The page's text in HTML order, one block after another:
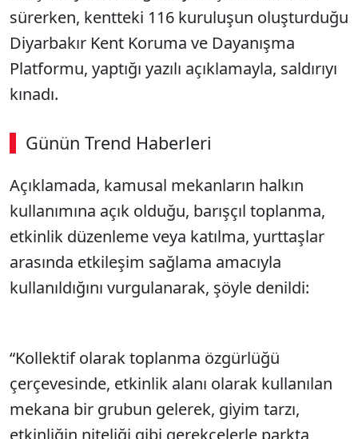
sürerken, kentteki 116 kuruluşun oluşturduğu
Diyarbakır Kent Koruma ve Dayanışma
Platformu, yaptığı yazılı açıklamayla, saldırıyı
kınadı.
Günün Trend Haberleri
00:02 / 03:53
Sesi Aç
Açıklamada, kamusal mekanların halkın
kullanımına açık olduğu, barışçıl toplanma,
etkinlik düzenleme veya katılma, yurttaşlar
arasında etkileşim sağlama amacıyla
kullanıldığını vurgulanarak, şöyle denildi:
“Kollektif olarak toplanma özgürlüğü
çerçevesinde, etkinlik alanı olarak kullanılan
mekana bir grubun gelerek, giyim tarzı,
etkinliğin niteliği gibi gerekçelerle parkta